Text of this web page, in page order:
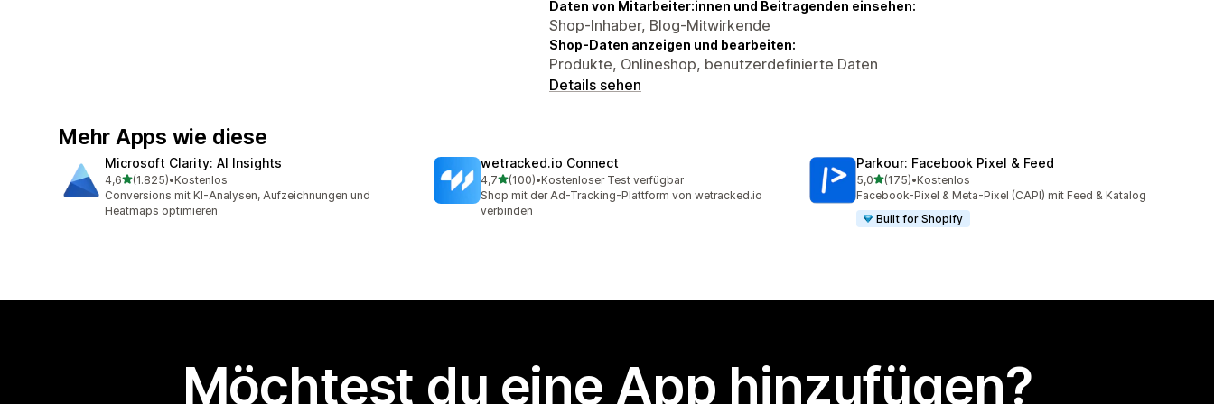
Daten von Mitarbeiter:innen und Beitragenden einsehen:
Shop-Inhaber, Blog-Mitwirkende
Shop-Daten anzeigen und bearbeiten:
Produkte, Onlineshop, benutzerdefinierte Daten
Details sehen
Mehr Apps wie diese
Microsoft Clarity: AI Insights
4,6von 5 Sternen
(1.825)
1825 Rezensionen insgesamt
•Kostenlos
Conversions mit KI-Analysen, Aufzeichnungen und
Heatmaps optimieren
wetracked.io Connect
4,7von 5 Sternen
(100)
100 Rezensionen insgesamt
•Kostenloser Test verfügbar
Shop mit der Ad-Tracking-Plattform von wetracked.io
verbinden
Parkour: Facebook Pixel & Feed
5,0von 5 Sternen
(175)
175 Rezensionen insgesamt
•Kostenlos
Facebook-Pixel & Meta-Pixel (CAPI) mit Feed & Katalog
Built for Shopify
Möchtest du eine App hinzufügen?